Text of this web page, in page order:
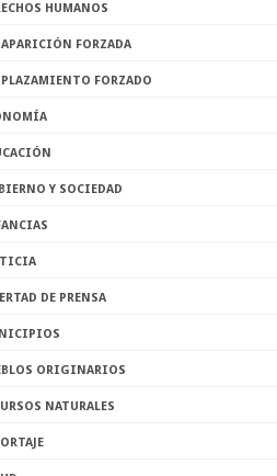
HUMANOS
FORZADA
FORZADO
Y SOCIEDAD
DE PRENSA
ORIGINARIOS
NATURALES